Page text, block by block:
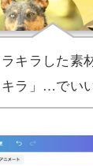
キラした素
キラ」…でい